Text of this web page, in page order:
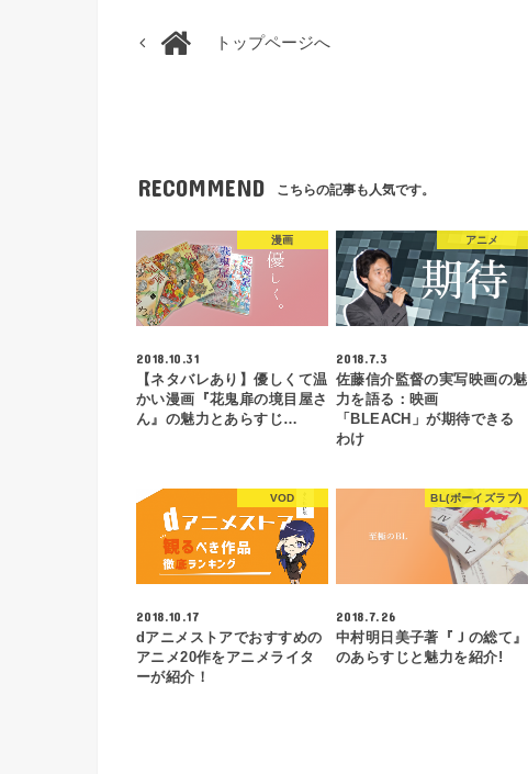
トップページへ
RECOMMEND こちらの記事も人気です。
漫画
2018.10.31
【ネタバレあり】優しくて温
かい漫画『花鬼扉の境目屋さ
ん』の魅力とあらすじ…
アニメ
2018.7.3
佐藤信介監督の実写映画の魅
力を語る：映画
「BLEACH」が期待できる
わけ
VOD
2018.10.17
dアニメストアでおすすめの
アニメ20作をアニメライタ
ーが紹介！
BL(ボーイズラブ)
2018.7.26
中村明日美子著『Ｊの総て』
のあらすじと魅力を紹介!